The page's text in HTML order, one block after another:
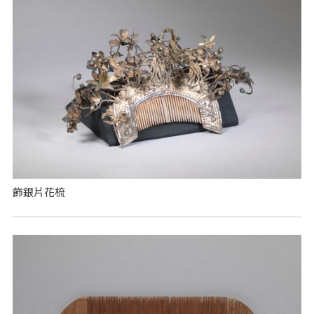
飾銀片花梳